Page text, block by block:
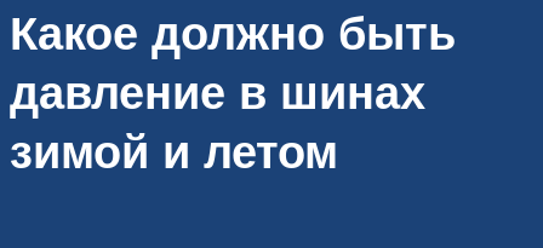
Какое должно быть
давление в шинах
зимой и летом